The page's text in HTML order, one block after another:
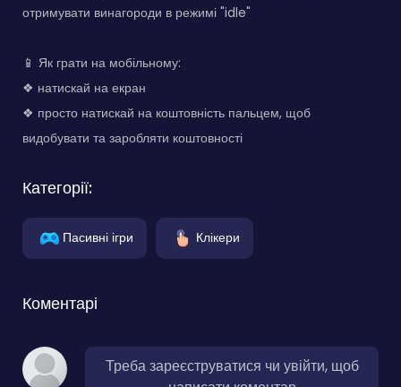
отримувати винагороди в режимі "idle"
📱 Як грати на мобільному:
❖ натискай на екран
❖ просто натискай на коштовність пальцем, щоб
видобувати та заробляти коштовності
Категорії:
Пасивні ігри Клікери
Коментарі
Треба зареєструватися чи увійти, щоб